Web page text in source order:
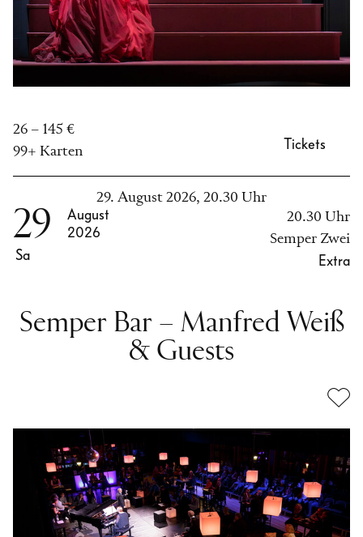
Tickets
26 – 145 €
99+ Karten
Semper Bar – Manfred Weiß
& Guests
29. August 2026, 20.30 Uhr
29
Sa
August
2026
20.30 Uhr
Semper Zwei
Extra